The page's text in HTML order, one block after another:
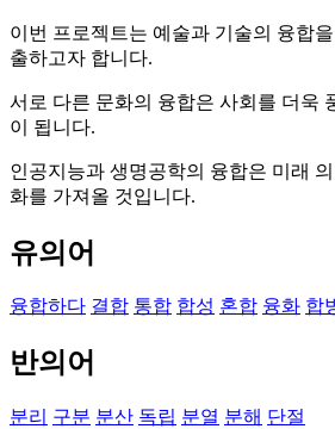
이번 프로젝트는 예술과 기술의 융합
출하고자 합니다.
서로 다른 문화의 융합은 사회를 더욱
이 됩니다.
인공지능과 생명공학의 융합은 미래
화를 가져올 것입니다.
유의어
융합하다 결합 통합 합성 혼합 융화 합
반의어
분리 구분 분산 독립 분열 분해 단절